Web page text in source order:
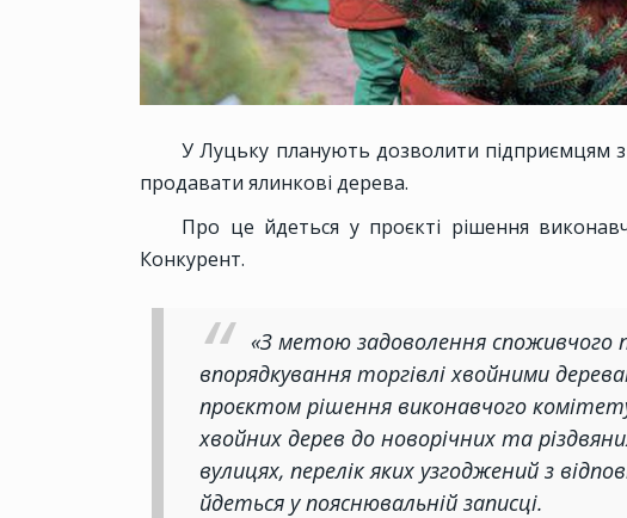
У Луцьку планують дозволити підприємцям
продавати ялинкові дерева.
Про це йдеться у проєкті рішення
Конкурент.
«З метою задоволення споживчого
впорядкування торгівлі хвойними
проєктом рішення виконавчого
хвойних дерев до новорічних та
вулицях, перелік яких узгоджений з
йдеться у пояснювальній записці.